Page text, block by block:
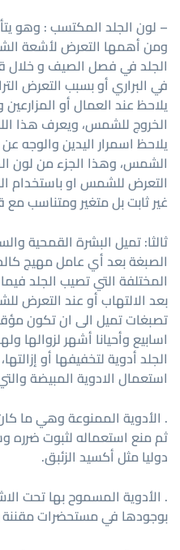
– لون الجلد المكتسب : وهو
ومن أهمها التعرض لأشعة
الجلد في فصل الصيف و خلال
في البراري أو بسبب التعرض
يلاحظ عند العمال أو
الخروج للشمس، ويعرف هذا
يلاحظ اسمرار اليدين والوجه
الشمس، وهذا الجزء من لون
التعرض للشمس او باستخدام
غير ثابت بل متغير ومتناسب
ثالثا: تميل البشرة القمحية
الصبغة بعد أي عامل مهيج
المختلفة التي تصيب الجلد
بعد الالتهاب أو عند التعرض
تصبغات تميل الى ان تكون
اسابيع وأحيانا أشهر لزوالها
الجلد أدوية لتخفيفها أو
استعمال الادوية المبيضة
. الأدوية الممنوعة وهي ما
ثم منع استعماله لثبوت ضرره
دوليا مثل أكسيد الزئبق.
. الأدوية المسموح بها تحت
بوجودها في مستحضرات مقننة